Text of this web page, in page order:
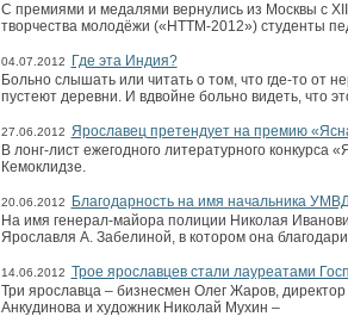
С премиями и медалями вернулись из Москвы с XII
творчества молодёжи («НТТМ-2012») студенты
04.07.2012
Где эта Индия?
Больно слышать или читать о том, что где-то от
пустеют деревни. И вдвойне больно видеть, что
27.06.2012 Ярославец претендует на премию
В лонг-лист ежегодного литературного
Кемоклидзе.
20.06.2012
Благодарность на имя начальника
На имя генерал-майора полиции Николая
Ярославля А. Забелиной, в котором она
14.06.2012 Трое ярославцев стали лауреатами
Три ярославца – бизнесмен Олег Жаров,
Анкудинова и художник Николай Мухин –